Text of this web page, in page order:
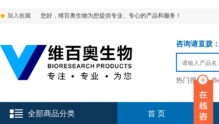
加入收藏 您好，维百奥生物为您提供专业、专心的产品和服务！
咨询请直拨
热门搜索：
全部商品分类 首 页